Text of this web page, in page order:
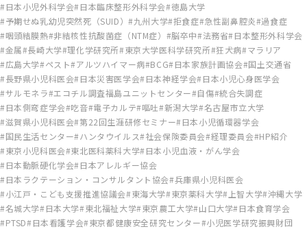
日本小児外科学会 日本臨床整形外科学会 徳島大学
予期せぬ乳幼児突然死（SUID） 九州大学 拒食症 急性副鼻腔炎 過食症
咽頭結膜熱 非結核性抗酸菌症（NTM症） 脳卒中 法務省 日本整形外科学会
金属 長崎大学 理化学研究所 東京大学医科学研究所 狂犬病 マラリア
広島大学 ペスト アルツハイマー病 BCG 日本家族計画協会 国土交通省
長野県小児科医会 日本災害医学会 日本神経学会 日本小児心身医学会
サルモネラ エコチル調査福島ユニットセンター 自傷 統合失調症
日本側弯症学会 吃音 電子カルテ 嘔吐 新潟大学 名古屋市立大学
滋賀県小児科医会 第22回生涯研修セミナー 日本小児循環器学会
国民生活センター ハンタウイルス 社会保険委員会 経理委員会 HP紹介
東京小児科医会 東北医科薬科大学 日本小児血液・がん学会
日本動脈硬化学会 日本アレルギー協会
日本ラクテーション・コンサルタント協会 兵庫県小児科医会
小江戸・こども支援推進協議会 東海大学 東京薬科大学 上智大学 沖縄大学
名城大学 日本大学 東北福祉大学 東京農工大学 山口大学 日本食育学会
PTSD 日本看護学会 東京都健康安全研究センター 小児医学研究振興財団